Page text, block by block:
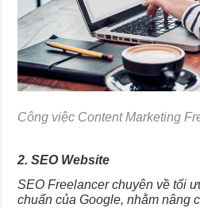
Công việc Content Marketing
2. SEO Website
SEO Freelancer chuyên về tối
chuẩn của Google, nhằm nâng